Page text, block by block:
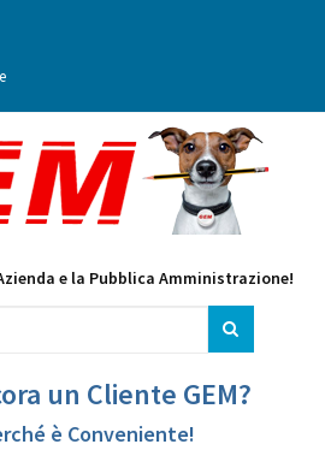
e la Pubblica Amministrazione!
un Cliente GEM?
è Conveniente!